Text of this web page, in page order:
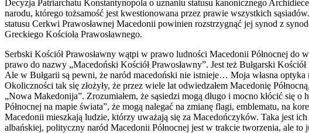
Decyzja Patriarchatu Konstantynopola o uznaniu statusu kanonicznego
narodu, którego tożsamość jest kwestionowana przez prawie wszystkich
statusu Cerkwi Prawosławnej Macedonii powinien rozstrzygnąć jej synod z
Greckiego Kościoła Prawosławnego.
Serbski Kościół Prawosławny wątpi w prawo ludności Macedonii Północnej do
prawo do nazwy „Macedoński Kościół Prawosławny”. Jest też Bułgarski
Ale w Bułgarii są pewni, że naród macedoński nie istnieje… Moja własna
Okoliczności tak się złożyły, że przez wiele lat odwiedzałem Macedonię
„Nowa Makedonija”. Zrozumiałem, że sąsiedzi mogą długo i mocno kłócić się
Północnej na mapie świata”, że mogą nalegać na zmianę flagi, emblematu, na
Macedonii mieszkają ludzie, którzy uważają się za Macedończyków. Taka jest
albańskiej, polityczny naród Macedonii Północnej jest w trakcie tworzenia, ale to